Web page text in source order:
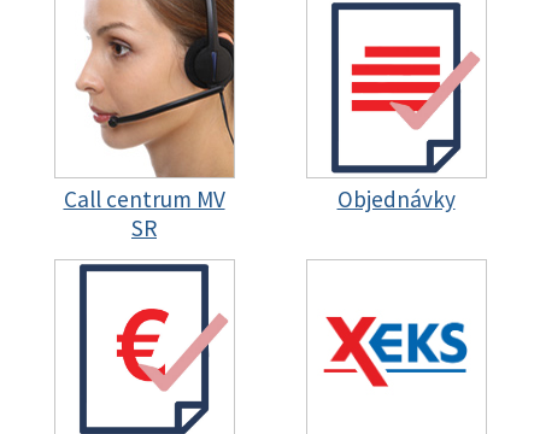
Call centrum MV
SR
Objednávky